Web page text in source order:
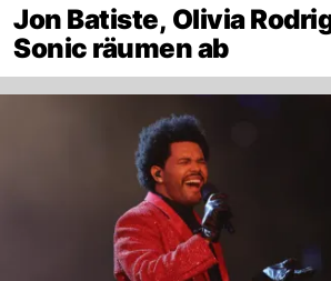
Jon Batiste, Olivia
Sonic räumen ab